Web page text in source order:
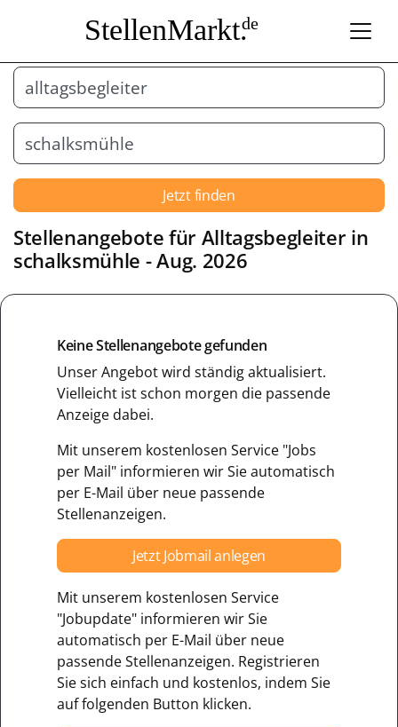
StellenMarkt.de
Jetzt finden
Stellenangebote für Alltagsbegleiter in
schalksmühle - Aug. 2026
Keine Stellenangebote gefunden
Unser Angebot wird ständig aktualisiert.
Vielleicht ist schon morgen die passende
Anzeige dabei.
Mit unserem kostenlosen Service "Jobs
per Mail" informieren wir Sie automatisch
per E-Mail über neue passende
Stellenanzeigen.
Jetzt Jobmail anlegen
Mit unserem kostenlosen Service
"Jobupdate" informieren wir Sie
automatisch per E-Mail über neue
passende Stellenanzeigen. Registrieren
Sie sich einfach und kostenlos, indem Sie
auf folgenden Button klicken.